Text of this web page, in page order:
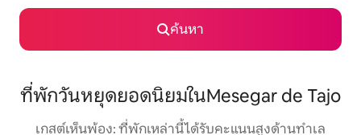
ค้นหา
ที่พักวันหยุดยอดนิยมในMesegar de Tajo
เกสต์เห็นพ้อง: ที่พักเหล่านี้ได้รับคะแนนสูงด้านทำเล